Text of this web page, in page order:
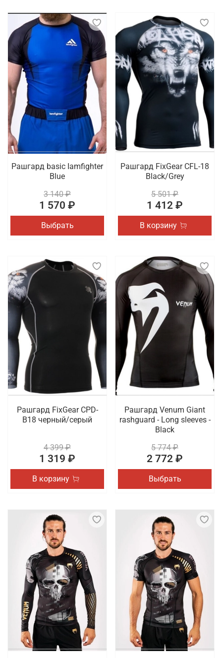
Рашгард basic Iamfighter
Blue
3 140 ₽
1 570 ₽
Выбрать
Рашгард FixGear CFL-18
Black/Grey
5 501 ₽
1 412 ₽
В корзину
Рашгард FixGear CPD-
B18 черный/серый
4 399 ₽
1 319 ₽
В корзину
Рашгард Venum Giant
rashguard - Long sleeves -
Black
5 774 ₽
2 772 ₽
Выбрать